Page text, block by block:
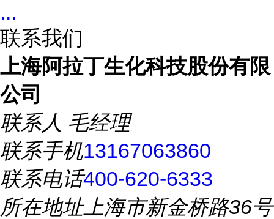
...
联系我们
上海阿拉丁生化科技股份有限
公司
联系人 毛经理
联系手机13167063860
联系电话400-620-6333
所在地址上海市新金桥路36号